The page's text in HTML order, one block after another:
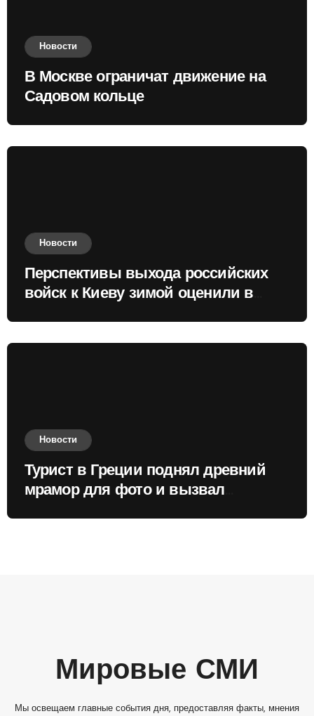
Новости
В Москве ограничат движение на
Садовом кольце
Новости
Перспективы выхода российских
войск к Киеву зимой оценили в
Новости
Турист в Греции поднял древний
мрамор для фото и вызвал
Мировые СМИ
Мы освещаем главные события дня, предоставляя факты, мнения